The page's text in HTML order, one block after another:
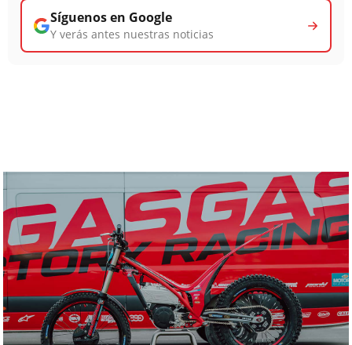
Síguenos en Google
Y verás antes nuestras noticias